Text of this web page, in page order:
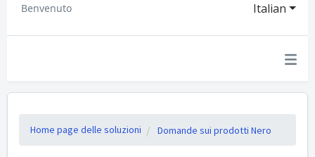
Italian
Benvenuto
Home page delle soluzioni Domande sui prodotti Nero